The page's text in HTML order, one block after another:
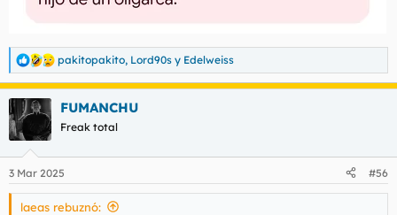
R
e
a
c
i
e
s
pakitopakito, Lord90s y Edelweiss
FUMANCHU
Freak total
3 Mar 2025 #56
laeas rebuznó: